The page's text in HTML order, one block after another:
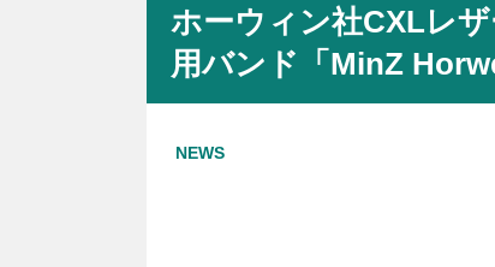
ホーウィン社CXLレ
用バンド「MinZ
NEWS